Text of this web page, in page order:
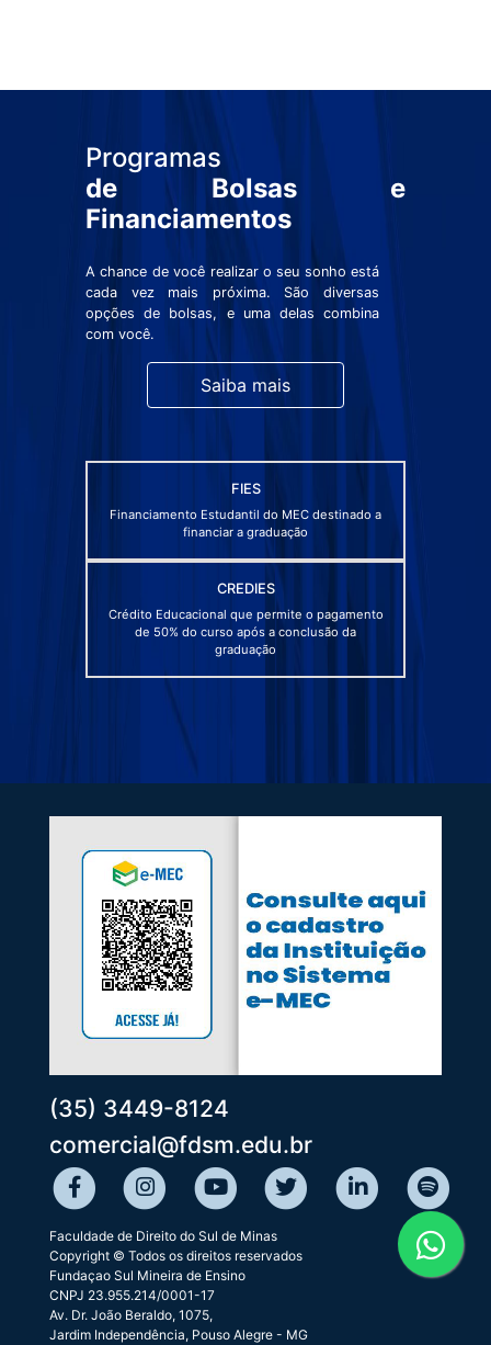
Programas
de Bolsas e
Financiamentos
A chance de você realizar o seu sonho está
cada vez mais próxima. São diversas
opções de bolsas, e uma delas combina
com você.
Saiba mais
FIES
Financiamento Estudantil do MEC destinado a
financiar a graduação
CREDIES
Crédito Educacional que permite o pagamento
de 50% do curso após a conclusão da
graduação
(35) 3449-8124
comercial@fdsm.edu.br
Faculdade de Direito do Sul de Minas
Copyright © Todos os direitos reservados
Fundaçao Sul Mineira de Ensino
CNPJ 23.955.214/0001-17
Av. Dr. João Beraldo, 1075,
Jardim Independência, Pouso Alegre - MG